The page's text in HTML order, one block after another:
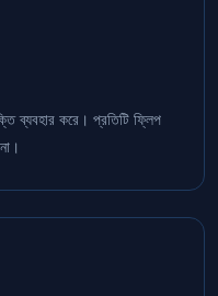
ব্যবহার করে। প্রতিটি ফ্লিপ